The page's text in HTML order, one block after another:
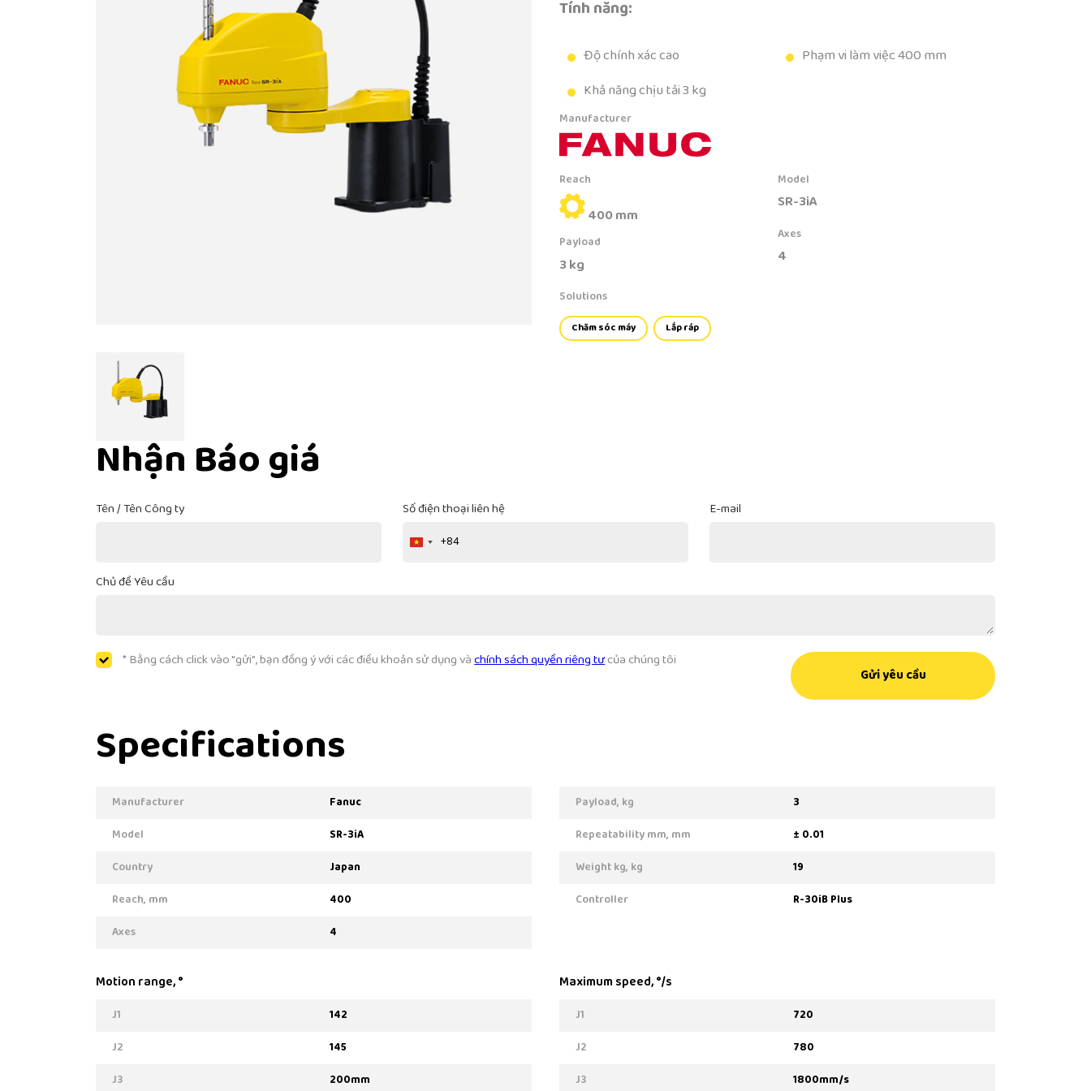
Tính năng:
Độ chính xác cao
Khả năng chịu tải 3 kg
Phạm vi làm việc 400 mm
Manufacturer
Reach
400 mm
Payload
3 kg
Model
SR-3iA
Axes
4
Solutions
Chăm sóc máy Lắp ráp
Nhận Báo giá
Tên / Tên Công ty Số điện thoại liên hệ
Vietnam
+84
E-mail
Chủ đề Yêu cầu
* Bằng cách click vào "gửi", bạn đồng ý với các điều khoản sử dụng vàchính sách quyền riêng tưcủa chúng tôi
Gửi yêu cầu
Specifications
Manufacturer
Fanuc
Model
SR-3iA
Country
Japan
Reach, mm
400
Axes
4
Payload, kg
3
Repeatability mm, mm
± 0.01
Weight kg, kg
19
Controller
R-30iB Plus
Motion range, °
J1
142
J2
145
J3
200mm
Maximum speed, °/s
J1
720
J2
780
J3
1800mm/s